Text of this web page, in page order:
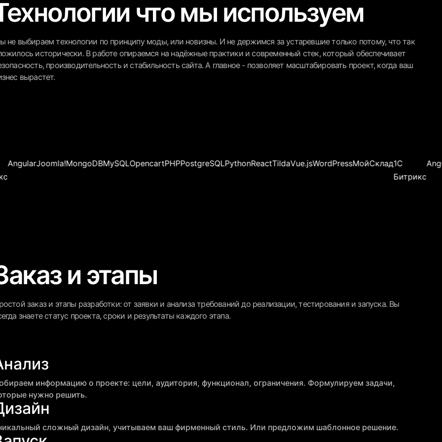
что мы используем
не выбираем технологии по принципу моды, или новизны. И не держимся за устаревшие только потому, что так
исторически. В работе опираемся на надёжные практики и современный стек, который обеспечивает
производительность и стабильность сайта. А главное - позволяет масштабировать проект, когда ваш
вырастет.
Joomla!MongoDBMySQLOpencartPHPPostgreSQLPythonReactTildaVue.jsWordPressМойСклад1С
Angular
и этапы
заказ и этапы разработки: от заявки и анализа требований до реализации, тестирования и запуска. Вы
знаете статус проекта, сроки и результаты каждого этапа.
информацию о проекте: цели, аудитория, функционал, ограничения. Формулируем задачи,
нужно решить.
сложный дизайн, учитываем ваш фирменный стиль. Или предложим шаблонное решение.